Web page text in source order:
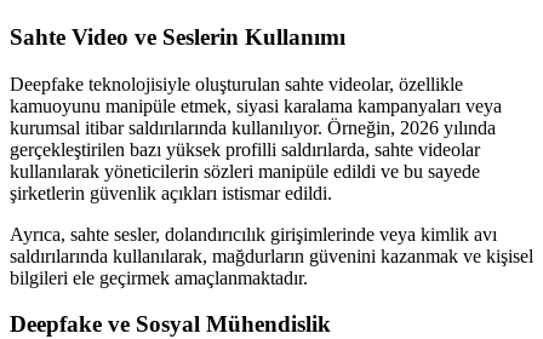
Sahte Video ve Seslerin Kullanımı
Deepfake teknolojisiyle oluşturulan sahte videolar, özellikle
kamuoyunu manipüle etmek, siyasi karalama kampanyaları veya
kurumsal itibar saldırılarında kullanılıyor. Örneğin, 2026 yılında
gerçekleştirilen bazı yüksek profilli saldırılarda, sahte videolar
kullanılarak yöneticilerin sözleri manipüle edildi ve bu sayede
şirketlerin güvenlik açıkları istismar edildi.
Ayrıca, sahte sesler, dolandırıcılık girişimlerinde veya kimlik avı
saldırılarında kullanılarak, mağdurların güvenini kazanmak ve kişisel
bilgileri ele geçirmek amaçlanmaktadır.
Deepfake ve Sosyal Mühendislik